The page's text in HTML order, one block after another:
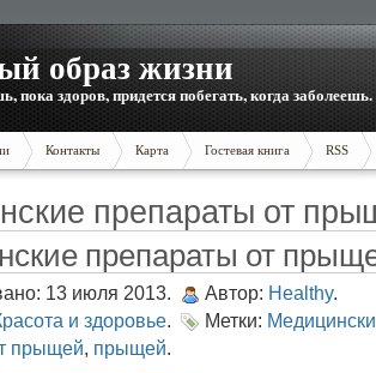
образ жизни
пока здоров, придется побегать, когда заболеешь.
Контакты Карта Гостевая книга RSS
препараты от
препараты от
13 июля 2013. Автор: Healthy.
и здоровье. Метки:
прыщей, прыщей.